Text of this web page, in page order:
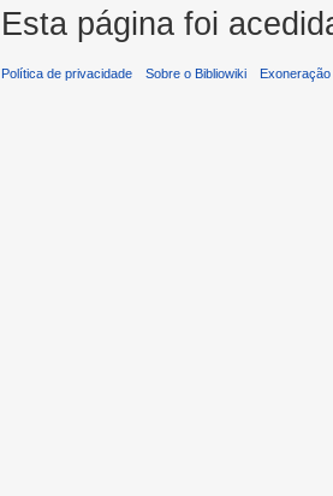
Esta página foi
Política de privacidade Sobre o Bibliowiki